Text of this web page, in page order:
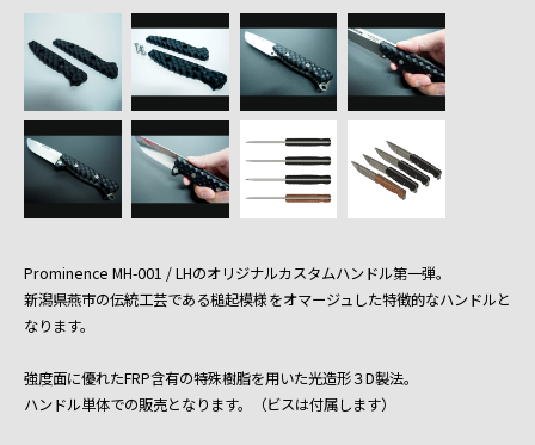
Prominence MH-001 / LHのオリジナルカスタムハンドル第一弾。
新潟県燕市の伝統工芸である槌起模様をオマージュした特徴的なハンドルと
なります。
強度面に優れたFRP含有の特殊樹脂を用いた光造形３D製法。
ハンドル単体での販売となります。（ビスは付属します）